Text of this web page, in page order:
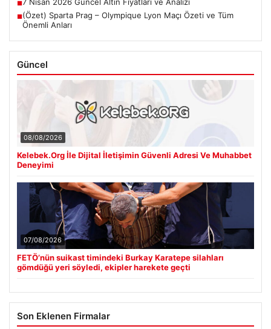
■
■(Özet) Sparta Prag – Olympique Lyon Maçı Özeti ve Tüm
Önemli Anları
Güncel
08/08/2026
Kelebek.Org İle Dijital İletişimin Güvenli Adresi Ve Muhabbet
Deneyimi
07/08/2026
FETÖ’nün suikast timindeki Burkay Karatepe silahları
gömdüğü yeri söyledi, ekipler harekete geçti
Son Eklenen Firmalar